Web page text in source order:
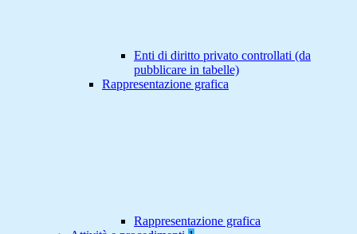
Enti di diritto privato controllati (da
pubblicare in tabelle)
Rappresentazione grafica
Rappresentazione grafica